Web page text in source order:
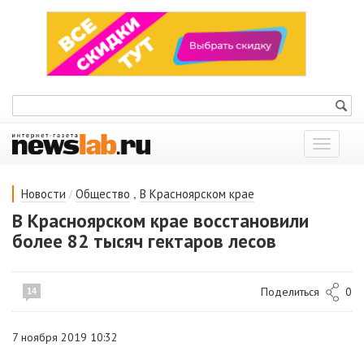
Показать
меню
Новости / Общество , В Красноярском крае
В Красноярском крае восстановили
более 82 тысяч гектаров лесов
14 Поделиться 0
7 ноября 2019 10:32